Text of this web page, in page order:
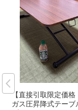
【直接引取限定価格
ガス圧昇降式テーブ